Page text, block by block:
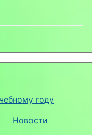
году
Новости